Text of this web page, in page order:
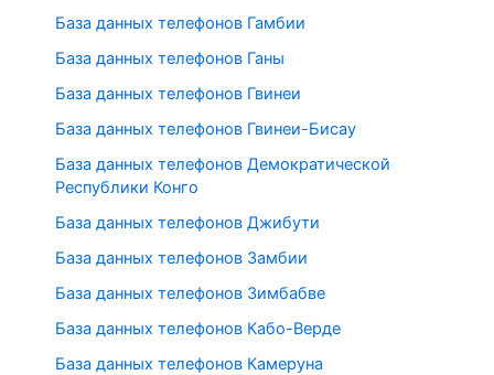
База данных телефонов Гамбии
База данных телефонов Ганы
База данных телефонов Гвинеи
База данных телефонов Гвинеи-Бисау
База данных телефонов Демократической
Республики Конго
База данных телефонов Джибути
База данных телефонов Замбии
База данных телефонов Зимбабве
База данных телефонов Кабо-Верде
База данных телефонов Камеруна